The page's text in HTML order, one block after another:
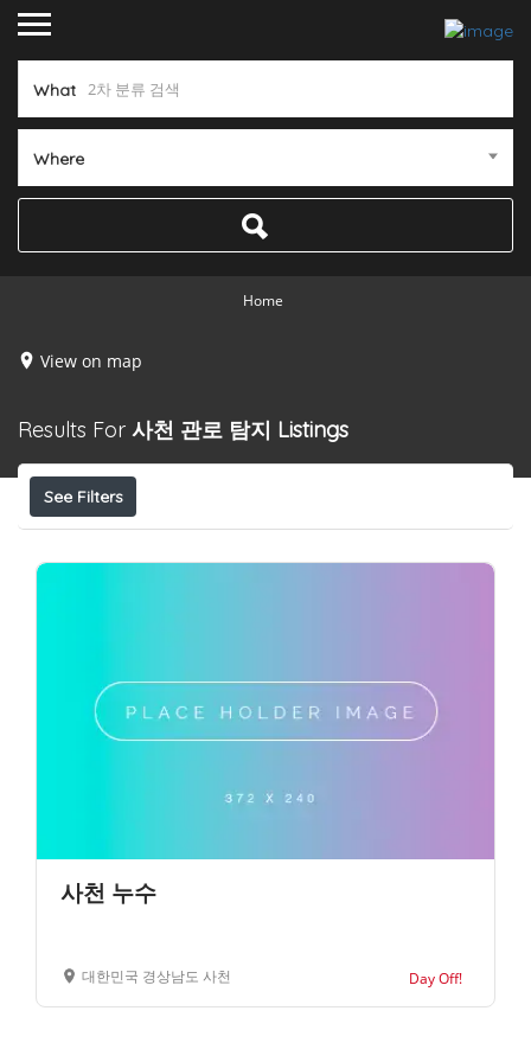
What
Where
Home
View on map
Results For 사천 관로 탐지 Listings
See Filters
사천 누수
대한민국 경상남도 사천 Day Off!